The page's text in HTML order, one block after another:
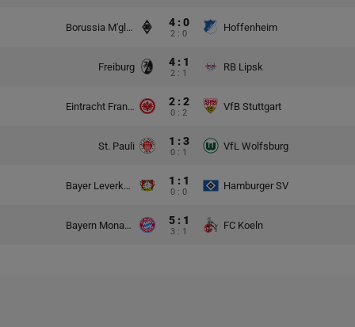
Borussia M'gladbach 4 : 0
2 : 0
Hoffenheim
Freiburg 4 : 1
2 : 1
RB Lipsk
Eintracht Frankfurt 2 : 2
0 : 2
VfB Stuttgart
St. Pauli 1 : 3
0 : 1
VfL Wolfsburg
Bayer Leverkusen 1 : 1
0 : 0
Hamburger SV
Bayern Monachium 5 : 1
3 : 1
FC Koeln